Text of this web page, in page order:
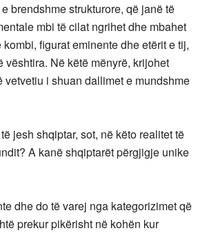
brendshme strukturore, që janë të
mbi të cilat ngrihet dhe mbahet
figurat eminente dhe etërit e tij,
Në këtë mënyrë, krijohet
i shuan dallimet e mundshme
jesh shqiptar, sot, në këto realitet të
A kanë shqiptarët përgjigje unike
dhe do të varej nga kategorizimet që
prekur pikërisht në kohën kur